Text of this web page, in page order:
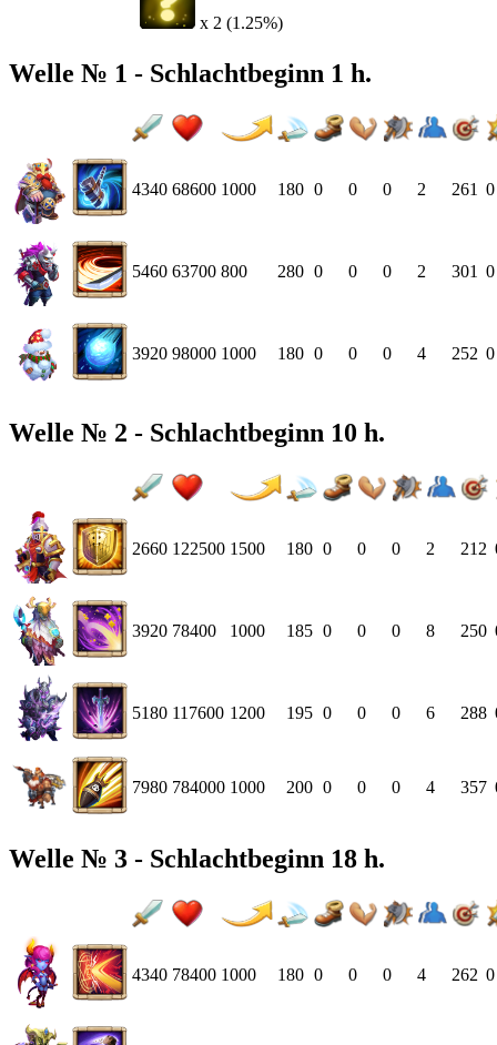
x 2 (1.25%)
Welle № 1 - Schlachtbeginn 1 h.
4340 68600 1000 180 0 0 0 2 261 0
5460 63700 800 280 0 0 0 2 301 0
3920 98000 1000 180 0 0 0 4 252 0
Welle № 2 - Schlachtbeginn 10 h.
2660 122500 1500 180 0 0 0 2 212
3920 78400 1000 185 0 0 0 8 250
5180 117600 1200 195 0 0 0 6 288
7980 784000 1000 200 0 0 0 4 357
Welle № 3 - Schlachtbeginn 18 h.
4340 78400 1000 180 0 0 0 4 262 0